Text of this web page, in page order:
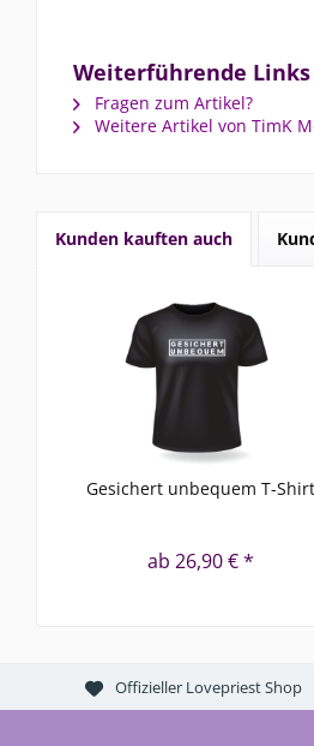
Weiterführende
Fragen zum Artikel?
Weitere Artikel von TimK
Kunden kauften auch
Gesichert unbequem T-Shirt
ab 26,90 € *
Offizieller Lovepriest Shop